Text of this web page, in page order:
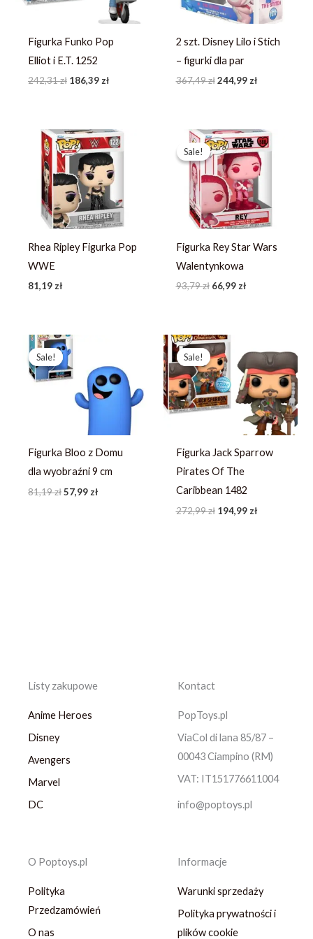
Figurka Funko Pop
Elliot i E.T. 1252
242,31zł 186,39zł
2 szt. Disney Lilo i Stich
– figurki dla par
367,49zł 244,99zł
Rhea Ripley Figurka Pop
WWE
81,19zł
Sale!
Sale!
Figurka Rey Star Wars
Walentynkowa
93,79zł
Pierwotna
cena
wynosiła:
93,79 zł.
66,99zł
Aktualna
cena
wynosi:
66,99 zł.
Sale!
Sale!
Figurka Bloo z Domu
dla wyobraźni 9 cm
81,19zł
Pierwotna
cena
wynosiła:
81,19 zł.
57,99 zł
57,99 zł.
Sale!
Sale!
Figurka Jack Sparrow
Pirates Of The
Caribbean 1482
272,99zł
Pierwotna
cena
wynosiła:
272,99 zł.
194,99 zł
cena
wynosi:
194,99 zł.
Listy zakupowe
Anime Heroes
Disney
Avengers
Marvel
DC
Kontact
PopToys.pl
ViaCol di lana 85/87 –
00043 Ciampino (RM)
VAT: IT151776611004
info@poptoys.pl
O Poptoys.pl
Polityka
Przedzamówień
O nas
Informacje
Warunki sprzedaży
Polityka prywatności i
plików cookie